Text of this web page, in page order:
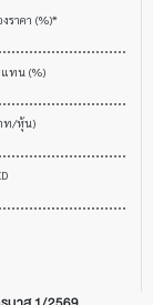
ราคา (%)*
ทน (%)
ท/หุ้น)